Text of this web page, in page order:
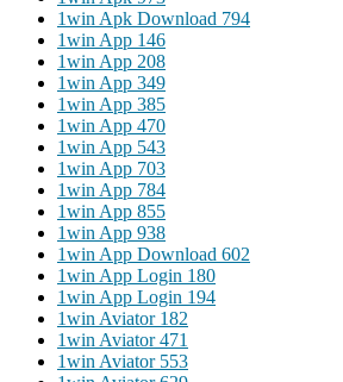
1win Apk Download 794
1win App 146
1win App 208
1win App 349
1win App 385
1win App 470
1win App 543
1win App 703
1win App 784
1win App 855
1win App 938
1win App Download 602
1win App Login 180
1win App Login 194
1win Aviator 182
1win Aviator 471
1win Aviator 553